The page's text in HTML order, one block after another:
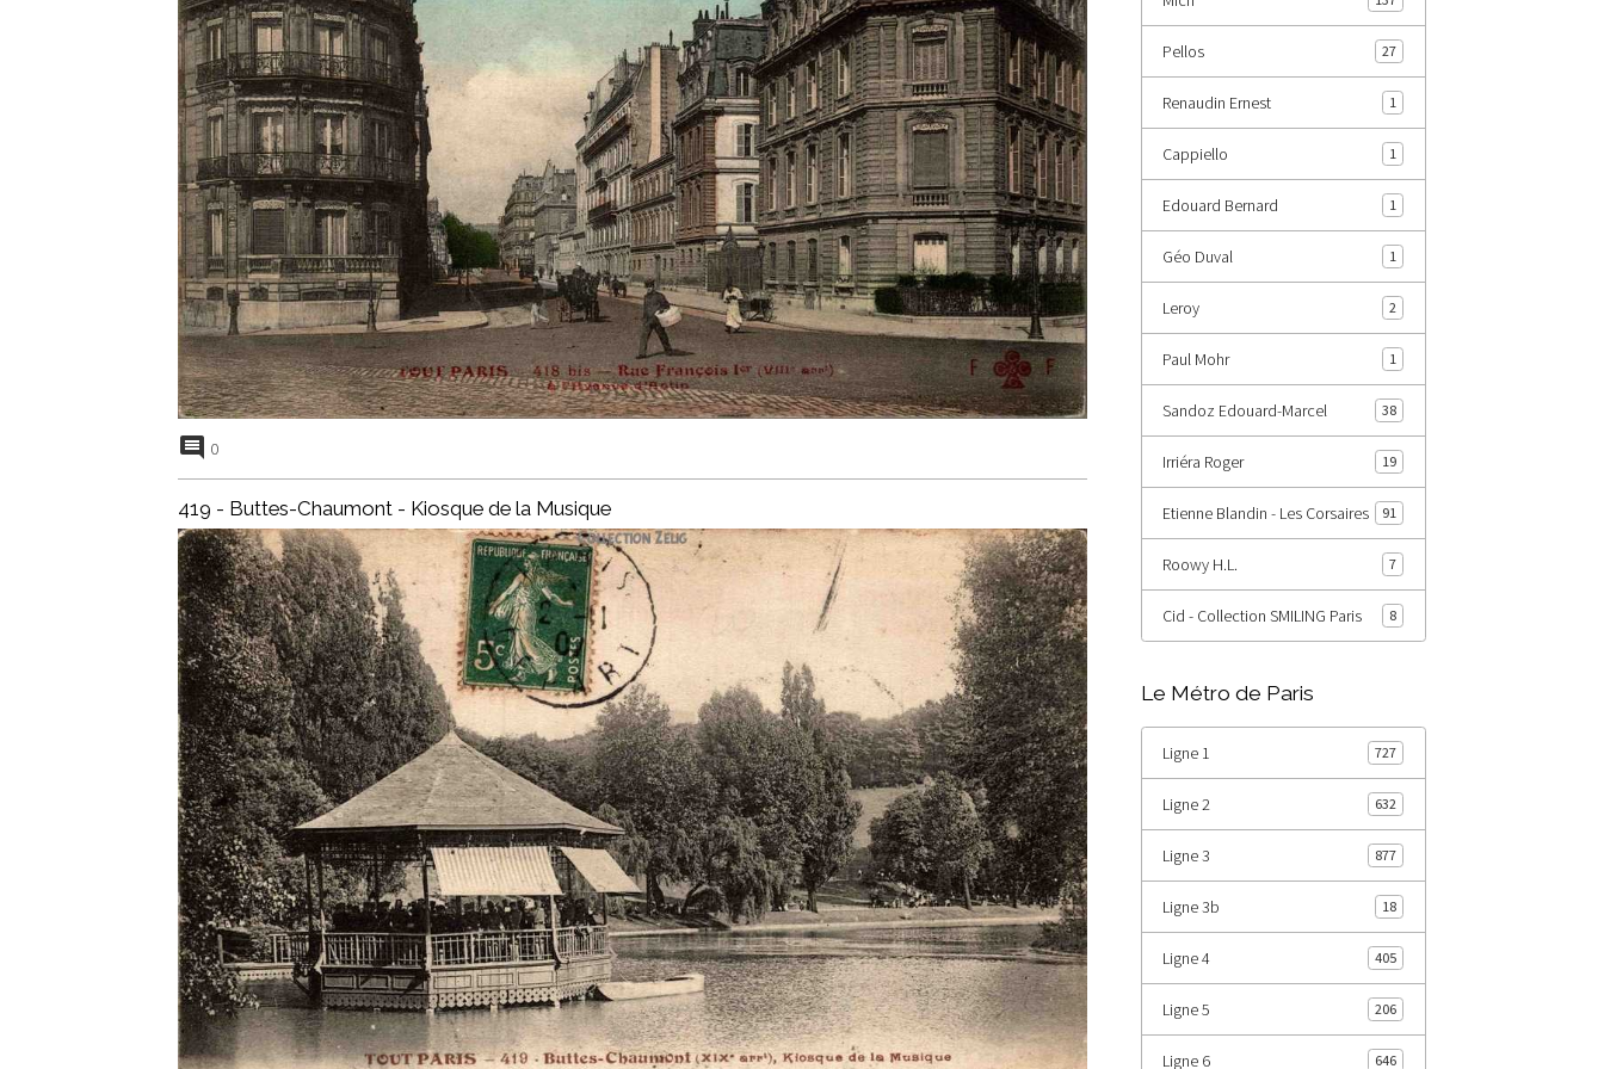
0
419 - Buttes-Chaumont - Kiosque de la Musique
Pellos 27
Renaudin Ernest 1
Cappiello 1
Edouard Bernard 1
Géo Duval 1
Leroy 2
Paul Mohr 1
Sandoz Edouard-Marcel 38
Irriéra Roger 19
Etienne Blandin - Les Corsaires 91
Roowy H.L. 7
Cid - Collection SMILING Paris 8
Le Métro de Paris
Ligne 1 727
Ligne 2 632
Ligne 3 877
Ligne 3b 18
Ligne 4 405
Ligne 5 206
Ligne 6 646